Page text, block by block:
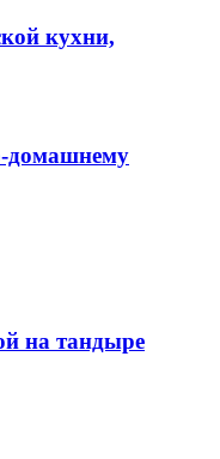
кухни,
домашнему
на тандыре